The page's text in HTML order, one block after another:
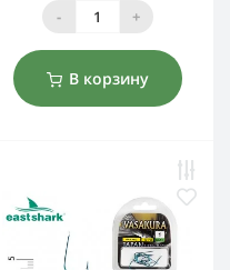
- +
В корзину